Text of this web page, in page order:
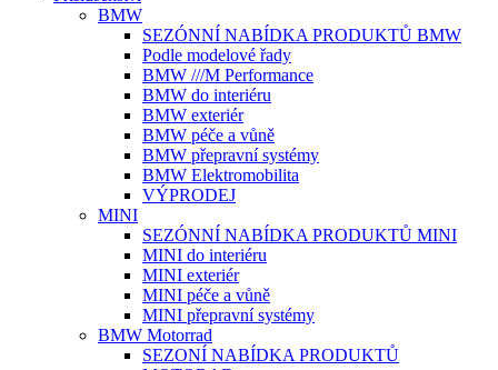
BMW
SEZÓNNÍ NABÍDKA PRODUKTŮ BMW
Podle modelové řady
BMW ///M Performance
BMW do interiéru
BMW exteriér
BMW péče a vůně
BMW přepravní systémy
BMW Elektromobilita
VÝPRODEJ
MINI
SEZÓNNÍ NABÍDKA PRODUKTŮ MINI
MINI do interiéru
MINI exteriér
MINI péče a vůně
MINI přepravní systémy
BMW Motorrad
SEZONÍ NABÍDKA PRODUKTŮ